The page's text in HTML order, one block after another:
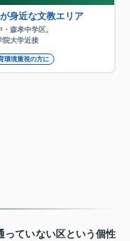
身近な文教エリア
・森孝中学区。
院大学近接
環境重視の方に
っていない区という個性